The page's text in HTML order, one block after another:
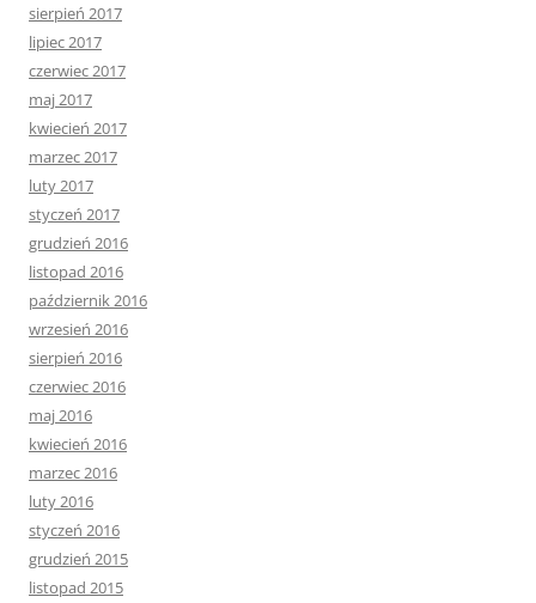
sierpień 2017
lipiec 2017
czerwiec 2017
maj 2017
kwiecień 2017
marzec 2017
luty 2017
styczeń 2017
grudzień 2016
listopad 2016
październik 2016
wrzesień 2016
sierpień 2016
czerwiec 2016
maj 2016
kwiecień 2016
marzec 2016
luty 2016
styczeń 2016
grudzień 2015
listopad 2015